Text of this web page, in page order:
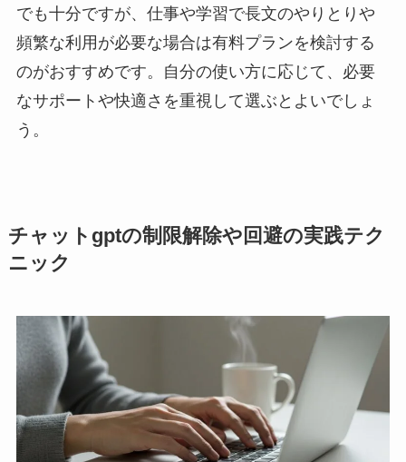
でも十分ですが、仕事や学習で長文のやりとりや
頻繁な利用が必要な場合は有料プランを検討する
のがおすすめです。自分の使い方に応じて、必要
なサポートや快適さを重視して選ぶとよいでしょ
う。
チャットgptの制限解除や回避の実践テク
ニック